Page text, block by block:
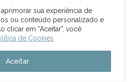
sua experiência de
ou conteúdo personalizado e
clicar em “Aceitar", você
de Cookies
Aceitar